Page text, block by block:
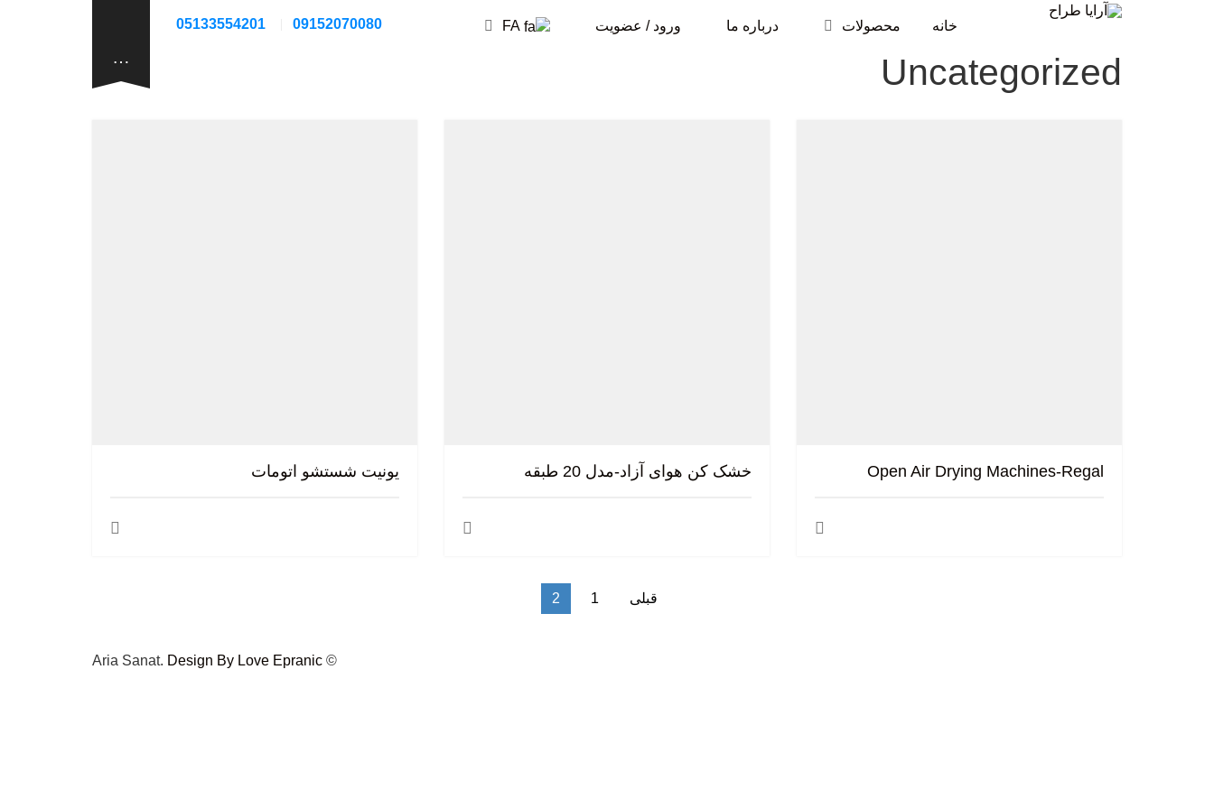
09152070080
05133554201 خانه محصولات درباره ما ورود / عضویت FA
… Uncategorized
Open Air Drying Machines-Regal خشک کن هوای آزاد-مدل 20 طبقه یونیت شستشو اتومات
قبلی 1
2
© Aria Sanat.
Design By Love Epranic